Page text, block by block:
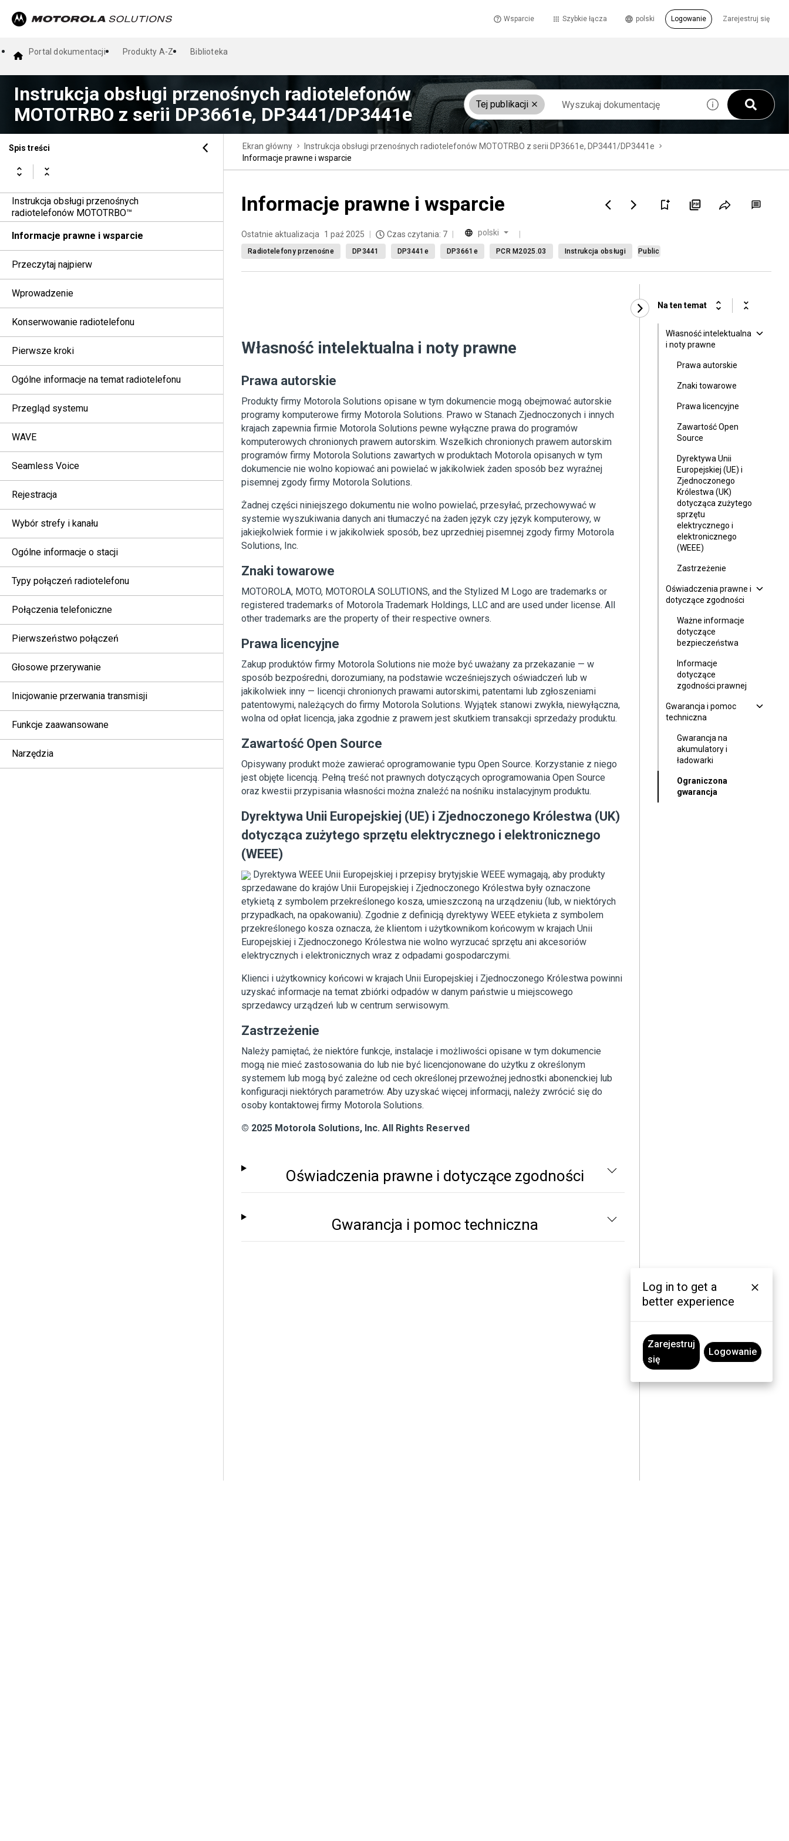
Wsparcie Szybkie łącza Zarejestruj się
polski Logowanie
Portal dokumentacji Produkty A-Z Biblioteka
Instrukcja obsługi przenośnych radiotelefonów
MOTOTRBO z serii DP3661e, DP3441/DP3441e
Tej publikacji
Spis treści
Instrukcja obsługi przenośnych
radiotelefonów MOTOTRBO™
Informacje prawne i wsparcie
Przeczytaj najpierw
Wprowadzenie
Konserwowanie radiotelefonu
Pierwsze kroki
Ogólne informacje na temat radiotelefonu
Przegląd systemu
WAVE
Seamless Voice
Rejestracja
Wybór strefy i kanału
Ogólne informacje o stacji
Typy połączeń radiotelefonu
Połączenia telefoniczne
Pierwszeństwo połączeń
Głosowe przerywanie
Inicjowanie przerwania transmisji
Funkcje zaawansowane
Narzędzia
Ekran główny
Instrukcja obsługi przenośnych radiotelefonów MOTOTRBO z serii DP3661e, DP3441/DP3441e
Informacje prawne i wsparcie
Informacje prawne i wsparcie
Ostatnie aktualizacja 1 paź 2025 Czas czytania: 7 polski
Radiotelefony przenośne DP3441 DP3441e DP3661e PCR M2025.03 Instrukcja obsługi Public
Własność intelektualna i noty prawne
Prawa autorskie
Produkty firmy Motorola Solutions opisane w tym dokumencie mogą obejmować autorskie
programy komputerowe firmy Motorola Solutions. Prawo w Stanach Zjednoczonych i innych
krajach zapewnia firmie Motorola Solutions pewne wyłączne prawa do programów
komputerowych chronionych prawem autorskim. Wszelkich chronionych prawem autorskim
programów firmy Motorola Solutions zawartych w produktach Motorola opisanych w tym
dokumencie nie wolno kopiować ani powielać w jakikolwiek żaden sposób bez wyraźnej
pisemnej zgody firmy Motorola Solutions.
Żadnej części niniejszego dokumentu nie wolno powielać, przesyłać, przechowywać w
systemie wyszukiwania danych ani tłumaczyć na żaden język czy język komputerowy, w
jakiejkolwiek formie i w jakikolwiek sposób, bez uprzedniej pisemnej zgody firmy Motorola
Solutions, Inc.
Znaki towarowe
MOTOROLA, MOTO, MOTOROLA SOLUTIONS, and the Stylized M Logo are trademarks or
registered trademarks of Motorola Trademark Holdings, LLC and are used under license. All
other trademarks are the property of their respective owners.
Prawa licencyjne
Zakup produktów firmy Motorola Solutions nie może być uważany za przekazanie — w
sposób bezpośredni, dorozumiany, na podstawie wcześniejszych oświadczeń lub w
jakikolwiek inny — licencji chronionych prawami autorskimi, patentami lub zgłoszeniami
patentowymi, należących do firmy Motorola Solutions. Wyjątek stanowi zwykła, niewyłączna,
wolna od opłat licencja, jaka zgodnie z prawem jest skutkiem transakcji sprzedaży produktu.
Zawartość Open Source
Opisywany produkt może zawierać oprogramowanie typu Open Source. Korzystanie z niego
jest objęte licencją. Pełną treść not prawnych dotyczących oprogramowania Open Source
oraz kwestii przypisania własności można znaleźć na nośniku instalacyjnym produktu.
Dyrektywa Unii Europejskiej (UE) i Zjednoczonego Królestwa (UK)
dotycząca zużytego sprzętu elektrycznego i elektronicznego
(WEEE)
Dyrektywa WEEE Unii Europejskiej i przepisy brytyjskie WEEE wymagają, aby produkty
sprzedawane do krajów Unii Europejskiej i Zjednoczonego Królestwa były oznaczone
etykietą z symbolem przekreślonego kosza, umieszczoną na urządzeniu (lub, w niektórych
przypadkach, na opakowaniu). Zgodnie z definicją dyrektywy WEEE etykieta z symbolem
przekreślonego kosza oznacza, że klientom i użytkownikom końcowym w krajach Unii
Europejskiej i Zjednoczonego Królestwa nie wolno wyrzucać sprzętu ani akcesoriów
elektrycznych i elektronicznych wraz z odpadami gospodarczymi.
Klienci i użytkownicy końcowi w krajach Unii Europejskiej i Zjednoczonego Królestwa powinni
uzyskać informacje na temat zbiórki odpadów w danym państwie u miejscowego
sprzedawcy urządzeń lub w centrum serwisowym.
Zastrzeżenie
Należy pamiętać, że niektóre funkcje, instalacje i możliwości opisane w tym dokumencie
mogą nie mieć zastosowania do lub nie być licencjonowane do użytku z określonym
systemem lub mogą być zależne od cech określonej przewoźnej jednostki abonenckiej lub
konfiguracji niektórych parametrów. Aby uzyskać więcej informacji, należy zwrócić się do
osoby kontaktowej firmy Motorola Solutions.
© 2025 Motorola Solutions, Inc. All Rights Reserved
Oświadczenia prawne i dotyczące zgodności
Gwarancja i pomoc techniczna
Na ten temat
Własność intelektualna
i noty prawne
Prawa autorskie
Znaki towarowe
Prawa licencyjne
Zawartość Open
Source
Dyrektywa Unii
Europejskiej (UE) i
Zjednoczonego
Królestwa (UK)
dotycząca zużytego
sprzętu
elektrycznego i
elektronicznego
(WEEE)
Zastrzeżenie
Oświadczenia prawne i
dotyczące zgodności
Ważne informacje
dotyczące
bezpieczeństwa
Informacje
dotyczące
zgodności prawnej
Gwarancja i pomoc
techniczna
Gwarancja na
akumulatory i
ładowarki
Ograniczona
gwarancja
Log in to get a
better experience
Zarejestruj
się
Logowanie